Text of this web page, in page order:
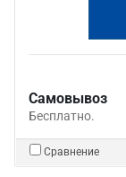
Самовывоз
Бесплатно.
Сравнение